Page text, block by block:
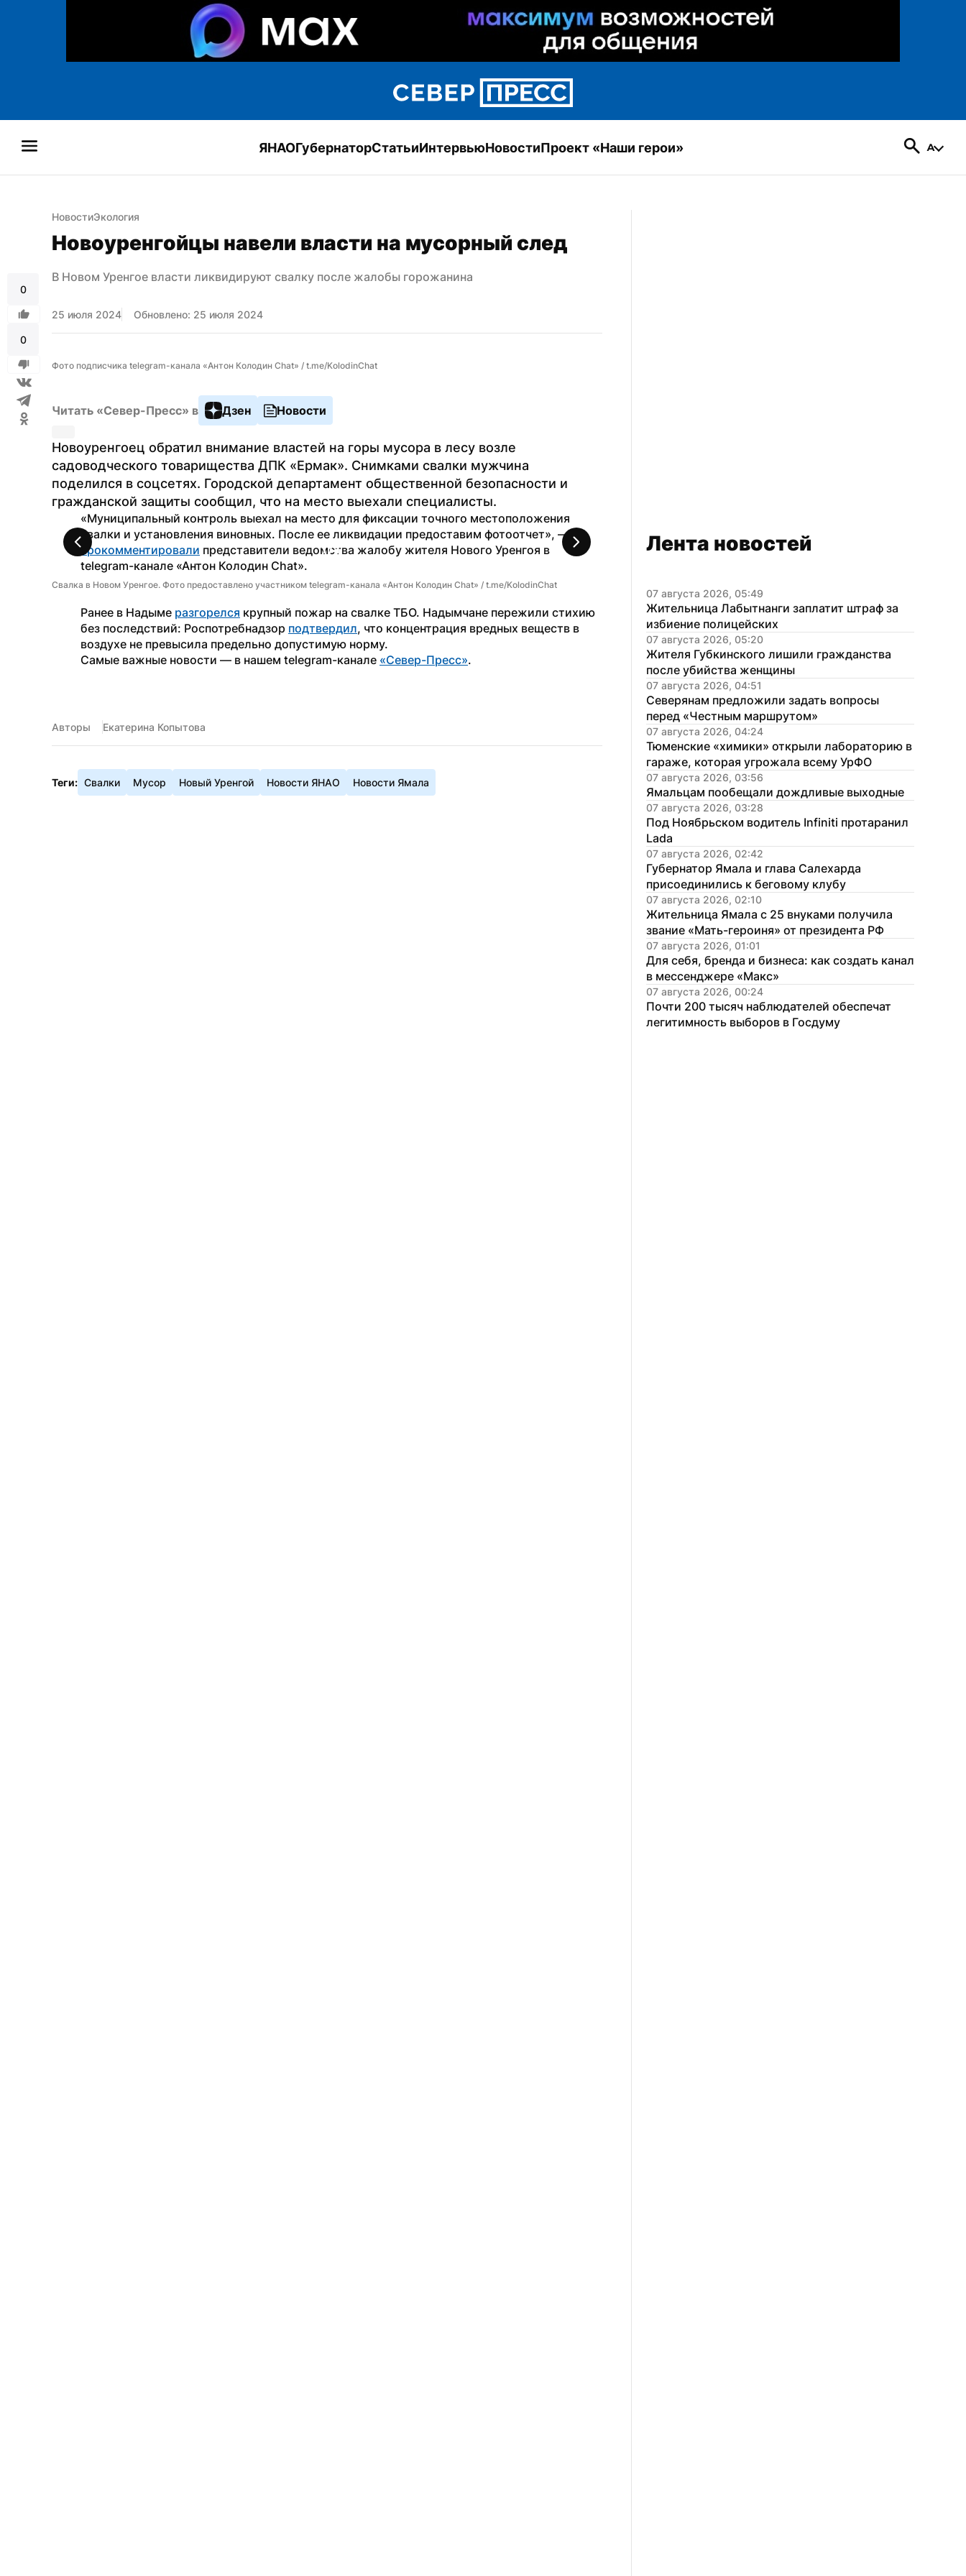
ЯНАОГубернаторСтатьиИнтервьюНовостиПроект «Наши герои»
0
0
НовостиЭкология
Новоуренгойцы навели власти на мусорный след
В Новом Уренгое власти ликвидируют свалку после жалобы горожанина
25 июля 2024 Обновлено: 25 июля 2024
Фото подписчика telegram-канала «Антон Колодин Chat» / t.me/KolodinChat
Читать «Север-Пресс» в Дзен Новости
Новоуренгоец обратил внимание властей на горы мусора в лесу возле
садоводческого товарищества ДПК «Ермак». Снимками свалки мужчина
поделился в соцсетях. Городской департамент общественной безопасности и
гражданской защиты сообщил, что на место выехали специалисты.
«Муниципальный контроль выехал на место для фиксации точного местоположения
свалки и установления виновных. После ее ликвидации предоставим фотоотчет», —
прокомментировали представители ведомства жалобу жителя Нового Уренгоя в
telegram-канале «Антон Колодин Chat».
1 / 1
Свалка в Новом Уренгое. Фото предоставлено участником telegram-канала «Антон Колодин Chat» / t.me/KolodinChat
Ранее в Надыме разгорелся крупный пожар на свалке ТБО. Надымчане пережили стихию
без последствий: Роспотребнадзор подтвердил, что концентрация вредных веществ в
воздухе не превысила предельно допустимую норму.
Самые важные новости — в нашем telegram-канале «Север-Пресс».
Авторы Екатерина Копытова
Теги: Свалки Мусор Новый Уренгой Новости ЯНАО Новости Ямала
Лента новостей
07 августа 2026, 05:49
Жительница Лабытнанги заплатит штраф за
избиение полицейских
07 августа 2026, 05:20
Жителя Губкинского лишили гражданства
после убийства женщины
07 августа 2026, 04:51
Северянам предложили задать вопросы
перед «Честным маршрутом»
07 августа 2026, 04:24
Тюменские «химики» открыли лабораторию в
гараже, которая угрожала всему УрФО
07 августа 2026, 03:56
Ямальцам пообещали дождливые выходные
07 августа 2026, 03:28
Под Ноябрьском водитель Infiniti протаранил
Lada
07 августа 2026, 02:42
Губернатор Ямала и глава Салехарда
присоединились к беговому клубу
07 августа 2026, 02:10
Жительница Ямала с 25 внуками получила
звание «Мать-героиня» от президента РФ
07 августа 2026, 01:01
Для себя, бренда и бизнеса: как создать канал
в мессенджере «Макс»
07 августа 2026, 00:24
Почти 200 тысяч наблюдателей обеспечат
легитимность выборов в Госдуму